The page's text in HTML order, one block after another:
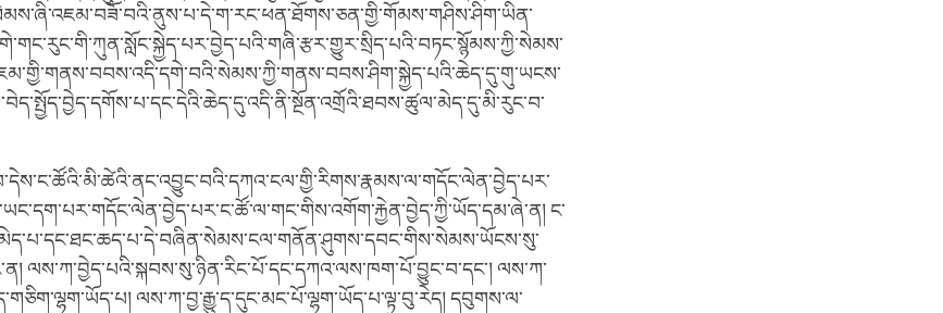
ང་
ལས་ཀ་བྱེད་པའི་སྐབས་སུ་ཉིན་རིང་པོ་དང་དཀའ་ལས་ཁག་པོ་བྱུང་བ་དང་། ལས་ཀ་
ལས་ཀ་བྱ་རྒྱུ་ད་དུང་མང་པོ་ལྷག་ཡོད་པ་ལྟ་བུ་རེད། དབུགས་ལ་